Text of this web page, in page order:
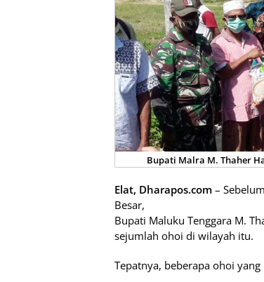
Bupati Malra M. Thaher
Elat, Dharapos.com –
Besar,
Bupati Maluku Tenggara M.
sejumlah ohoi di wilayah itu.
Tepatnya, beberapa ohoi